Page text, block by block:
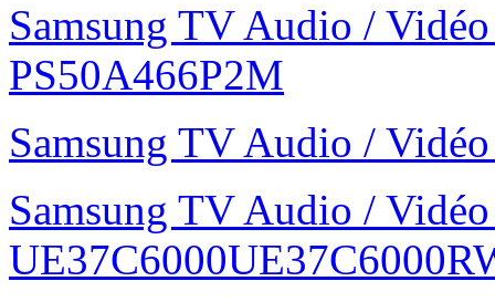
Samsung TV Audio /
PS50A466P2M
Samsung TV Audio /
Samsung TV Audio /